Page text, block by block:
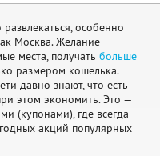
особенно
Москва. Желание
места, получать больше
размером кошелька.
давно знают, что есть
этом экономить. Это —
(купонами), где всегда
акций популярных